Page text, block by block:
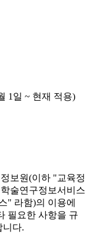
1일 ~ 현재 적용)
보원(이하 "교육정
술연구정보서비스
" 라함)의 이용에
필요한 사항을 규
니다.